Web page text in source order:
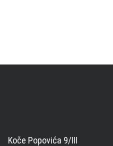
Koče Popovića 9/III